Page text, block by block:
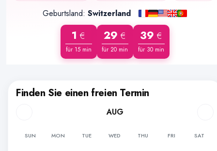
Geburtsland: Switzerland
1 €
für 15 min
29 €
für 20 min
39 €
für 30 min
Finden Sie einen freien Termin
AUG
SUN MON TUE WED THU FRI SAT